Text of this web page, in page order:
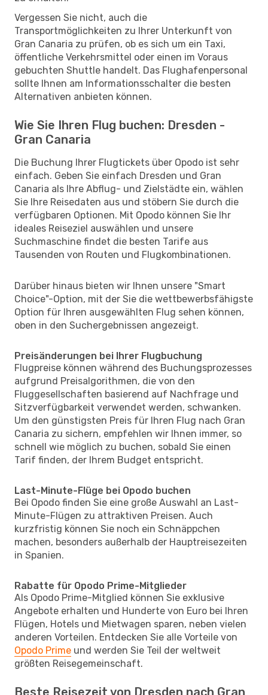
Vergessen Sie nicht, auch die
Transportmöglichkeiten zu Ihrer Unterkunft von
Gran Canaria zu prüfen, ob es sich um ein Taxi,
öffentliche Verkehrsmittel oder einen im Voraus
gebuchten Shuttle handelt. Das Flughafenpersonal
sollte Ihnen am Informationsschalter die besten
Alternativen anbieten können.
Wie Sie Ihren Flug buchen: Dresden -
Gran Canaria
Die Buchung Ihrer Flugtickets über Opodo ist sehr
einfach. Geben Sie einfach Dresden und Gran
Canaria als Ihre Abflug- und Zielstädte ein, wählen
Sie Ihre Reisedaten aus und stöbern Sie durch die
verfügbaren Optionen. Mit Opodo können Sie Ihr
ideales Reiseziel auswählen und unsere
Suchmaschine findet die besten Tarife aus
Tausenden von Routen und Flugkombinationen.
Darüber hinaus bieten wir Ihnen unsere "Smart
Choice"-Option, mit der Sie die wettbewerbsfähigste
Option für Ihren ausgewählten Flug sehen können,
oben in den Suchergebnissen angezeigt.
Preisänderungen bei Ihrer Flugbuchung
Flugpreise können während des Buchungsprozesses
aufgrund Preisalgorithmen, die von den
Fluggesellschaften basierend auf Nachfrage und
Sitzverfügbarkeit verwendet werden, schwanken.
Um den günstigsten Preis für Ihren Flug nach Gran
Canaria zu sichern, empfehlen wir Ihnen immer, so
schnell wie möglich zu buchen, sobald Sie einen
Tarif finden, der Ihrem Budget entspricht.
Last-Minute-Flüge bei Opodo buchen
Bei Opodo finden Sie eine große Auswahl an Last-
Minute-Flügen zu attraktiven Preisen. Auch
kurzfristig können Sie noch ein Schnäppchen
machen, besonders außerhalb der Hauptreisezeiten
in Spanien.
Rabatte für Opodo Prime-Mitglieder
Als Opodo Prime-Mitglied können Sie exklusive
Angebote erhalten und Hunderte von Euro bei Ihren
Flügen, Hotels und Mietwagen sparen, neben vielen
anderen Vorteilen. Entdecken Sie alle Vorteile von
Opodo Prime und werden Sie Teil der weltweit
größten Reisegemeinschaft.
Beste Reisezeit von Dresden nach Gran